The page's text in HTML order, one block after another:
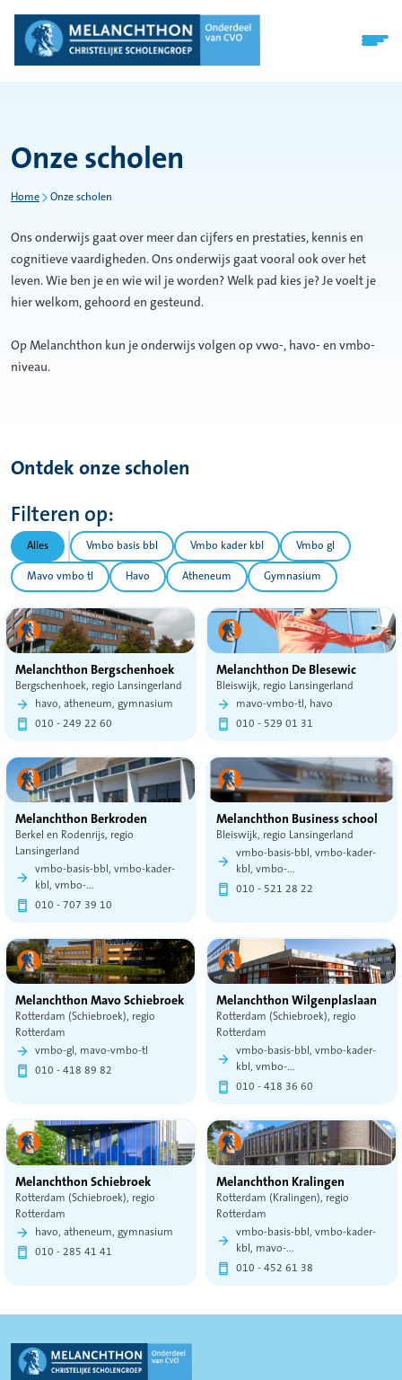
Onze scholen
Home Onze scholen
Ons onderwijs gaat over meer dan cijfers en prestaties, kennis en
cognitieve vaardigheden. Ons onderwijs gaat vooral ook over het
leven. Wie ben je en wie wil je worden? Welk pad kies je? Je voelt je
hier welkom, gehoord en gesteund.
Op Melanchthon kun je onderwijs volgen op vwo-, havo- en vmbo-
niveau.
Ontdek onze scholen
Filteren op:
Alles Vmbo basis bbl Vmbo kader kbl Vmbo gl
Mavo vmbo tl Havo Atheneum Gymnasium
Melanchthon Bergschenhoek
Bergschenhoek, regio Lansingerland
havo, atheneum, gymnasium
010 - 249 22 60
Melanchthon De Blesewic
Bleiswijk, regio Lansingerland
mavo-vmbo-tl, havo
010 - 529 01 31
Melanchthon Berkroden
Berkel en Rodenrijs, regio
Lansingerland
vmbo-basis-bbl, vmbo-kader-
kbl, vmbo-...
010 - 707 39 10
Melanchthon Business school
Bleiswijk, regio Lansingerland
vmbo-basis-bbl, vmbo-kader-
kbl, vmbo-...
010 - 521 28 22
Melanchthon Mavo Schiebroek
Rotterdam (Schiebroek), regio
Rotterdam
vmbo-gl, mavo-vmbo-tl
010 - 418 89 82
Melanchthon Wilgenplaslaan
Rotterdam (Schiebroek), regio
Rotterdam
vmbo-basis-bbl, vmbo-kader-
kbl, vmbo-...
010 - 418 36 60
Melanchthon Schiebroek
Rotterdam (Schiebroek), regio
Rotterdam
havo, atheneum, gymnasium
010 - 285 41 41
Melanchthon Kralingen
Rotterdam (Kralingen), regio
Rotterdam
vmbo-basis-bbl, vmbo-kader-
kbl, mavo-...
010 - 452 61 38